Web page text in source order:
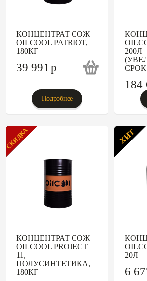
КОНЦЕНТРАТ СОЖ
OILCOOL PATRIOT,
180КГ
39 991p
Подробнее
200Л
184
ХИТ
СКИДКА
КОНЦЕНТРАТ СОЖ
OILCOOL PROJECT
11,
ПОЛУСИНТЕТИКА,
180КГ
ХИТ
20Л
6